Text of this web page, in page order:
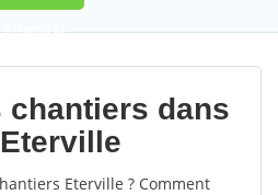
(100%)65
votes
chantiers dans
Eterville ? Comment